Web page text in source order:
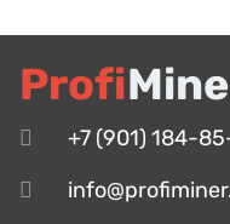
Profi
+7 (901) 184-